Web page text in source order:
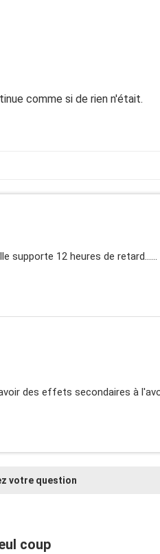
comme si de rien n'était.
supporte 12 heures de retard......
des effets secondaires à
votre question
coup